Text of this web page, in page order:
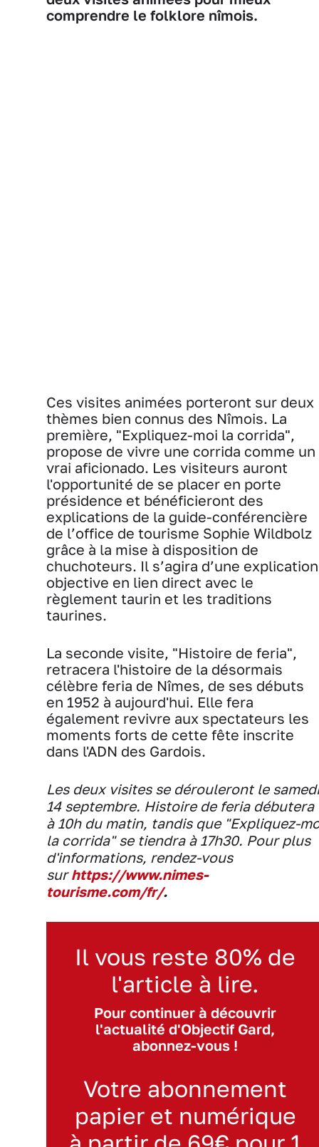
comprendre le folklore nîmois.
Ces visites animées porteront sur deux
thèmes bien connus des Nîmois. La
première, "Expliquez-moi la corrida",
propose de vivre une corrida comme un
vrai aficionado. Les visiteurs auront
l'opportunité de se placer en porte
présidence et bénéficieront des
explications de la guide-conférencière
de l’office de tourisme Sophie Wildbolz
grâce à la mise à disposition de
chuchoteurs. Il s’agira d’une explication
objective en lien direct avec le
règlement taurin et les traditions
taurines.
La seconde visite, "Histoire de feria",
retracera l'histoire de la désormais
célèbre feria de Nîmes, de ses débuts
en 1952 à aujourd'hui. Elle fera
également revivre aux spectateurs les
moments forts de cette fête inscrite
dans l'ADN des Gardois.
Les deux visites se dérouleront le samedi
14 septembre. Histoire de feria débutera
à 10h du matin, tandis que "Expliquez-
la corrida" se tiendra à 17h30. Pour plus
d'informations, rendez-vous
surhttps://www.nimes-
tourisme.com/fr/.
Il vous reste 80% de
l'article à lire.
Pour continuer à découvrir
l'actualité d'Objectif Gard,
abonnez-vous !
Votre abonnement
papier et numérique